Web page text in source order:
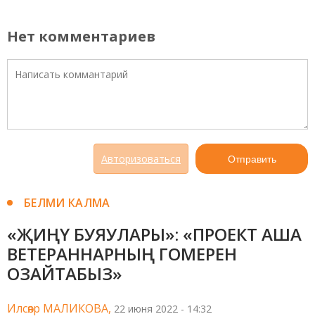
Нет комментариев
Авторизоваться Отправить
БЕЛМИ КАЛМА
«ҖИҢҮ БУЯУЛАРЫ»: «ПРОЕКТ АША
ВЕТЕРАННАРНЫҢ ГОМЕРЕН
ОЗАЙТАБЫЗ»
Илсөяр МАЛИКОВА, 22 июня 2022 - 14:32